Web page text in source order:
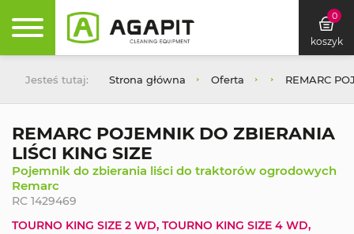
0
koszyk
Jesteś tutaj: Strona główna Oferta REMARC
REMARC POJEMNIK DO ZBIERANIA
LIŚCI KING SIZE
Pojemnik do zbierania liści do traktorów ogrodowych
Remarc
RC 1429469
TOURNO KING SIZE 2 WD, TOURNO KING SIZE 4 WD,